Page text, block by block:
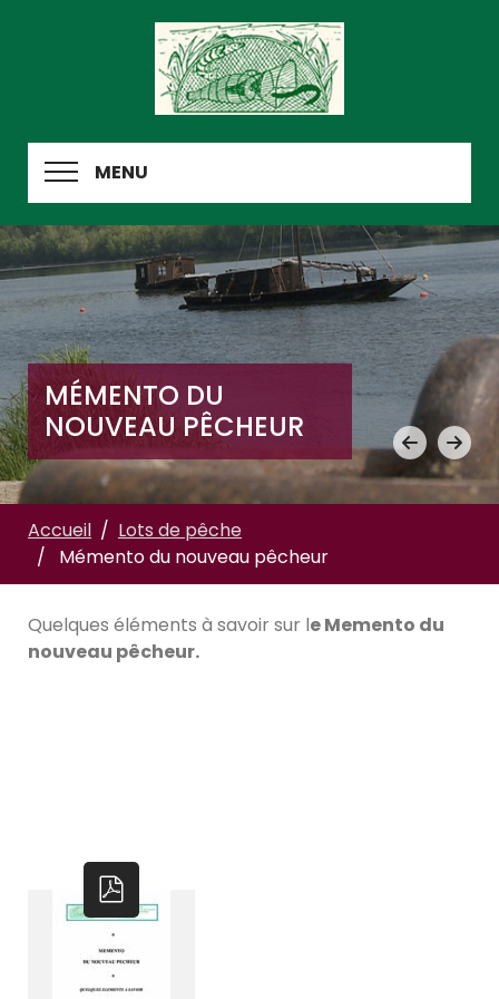
MENU
MÉMENTO DU
NOUVEAU PÊCHEUR
Accueil
Lots de pêche
Mémento du nouveau pêcheur
Quelques éléments à savoir sur le Memento du
nouveau pêcheur.